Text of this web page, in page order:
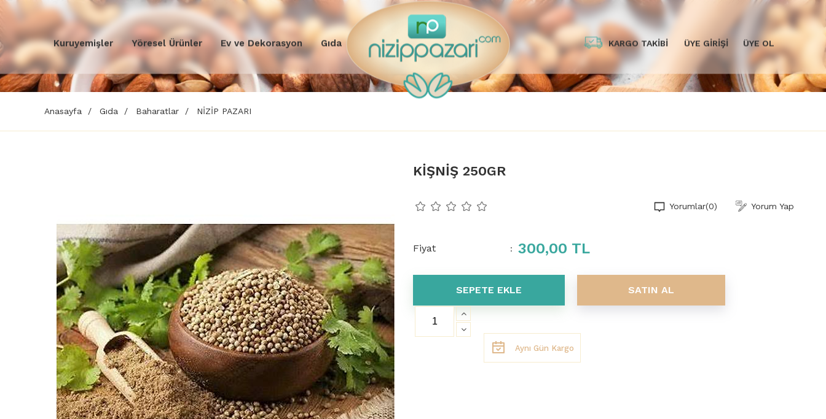
Kuruyemişler Yöresel Ürünler Ev ve Dekorasyon Gıda KARGO TAKİBİ ÜYE GİRİŞİ ÜYE OL
Anasayfa Gıda Baharatlar NİZİP PAZARI
KİŞNİŞ 250GR
Yorumlar(0) Yorum Yap
Fiyat : 300,00 TL